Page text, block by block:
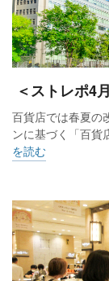
＜ストレポ4
百貨店では春夏の
ンに基づく「百貨
を読む